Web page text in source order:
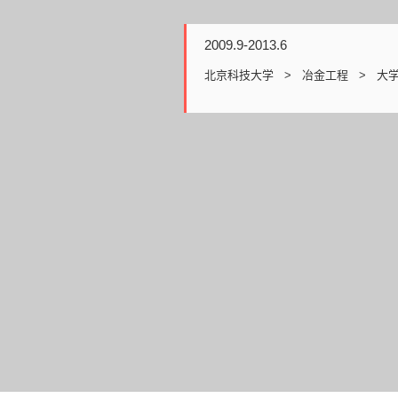
2009.9-2013.6
北京科技大学 > 冶金工程 > 大